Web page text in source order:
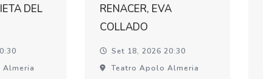
DEL
Almeria
RENACER, EVA
COLLADO
Set 18, 2026 20:30
Teatro Apolo Almeria